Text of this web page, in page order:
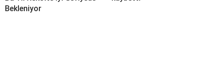
Bekleniyor